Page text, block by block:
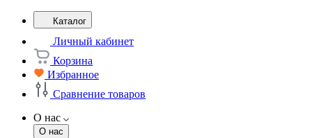
Каталог
Личный кабинет
Корзина
Избранное
Сравнение товаров
О нас
О нас